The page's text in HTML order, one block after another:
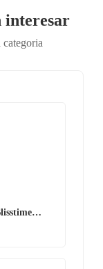
interesar
categoria